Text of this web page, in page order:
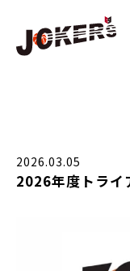
2026.03.05
2026年度トライ